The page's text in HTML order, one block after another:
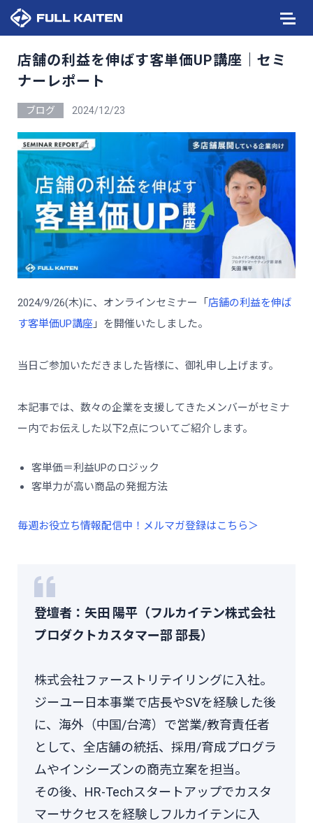
店舗の利益を伸ばす客単価UP講座｜セミ
ナーレポート
ブログ 2024/12/23
2024/9/26(木)に、オンラインセミナー「 店舗の利益を伸ば
す客単価UP講座 」を開催いたしました。
当日ご参加いただきました皆様に、御礼申し上げます。
本記事では、数々の企業を支援してきたメンバーがセミナ
ー内でお伝えした以下2点についてご紹介します。
客単価＝利益UPのロジック
客単力が高い商品の発掘方法
毎週お役立ち情報配信中！メルマガ登録はこちら＞
登壇者：矢田 陽平（フルカイテン株式会社
プロダクトカスタマー部 部長）
株式会社ファーストリテイリングに入社。
ジーユー日本事業で店長やSVを経験した後
に、海外（中国/台湾）で営業/教育責任者
として、全店舗の統括、採用/育成プログラ
ムやインシーズンの商売立案を担当。
その後、HR-Techスタートアップでカスタ
マーサクセスを経験しフルカイテンに入